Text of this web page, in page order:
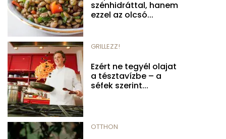
szénhidráttal, hanem
ezzel az olcsó...
GRILLEZZ!
Ezért ne tegyél olajat
a tésztavízbe – a
séfek szerint...
OTTHON